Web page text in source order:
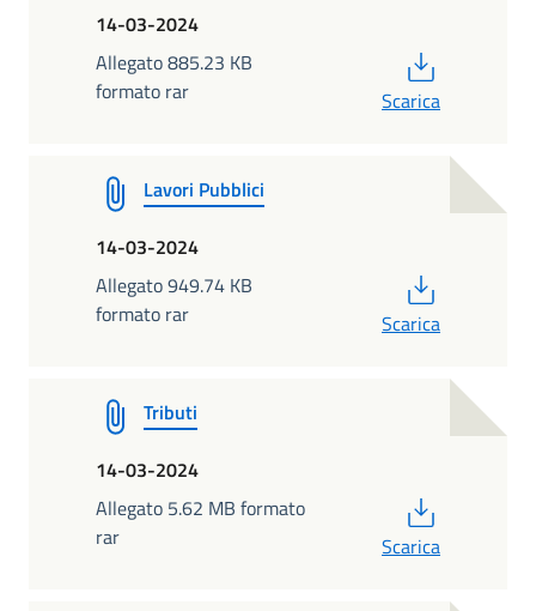
14-03-2024
Allegato 885.23 KB
formato rar
Scarica
Lavori Pubblici
14-03-2024
Allegato 949.74 KB
formato rar
Scarica
Tributi
14-03-2024
Allegato 5.62 MB formato
rar
Scarica